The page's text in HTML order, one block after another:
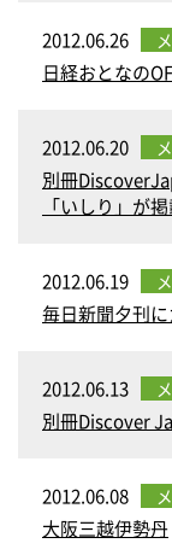
2012.06.26
日経おとなの
2012.06.20
別冊
「いしり」が
2012.06.19
毎日新聞夕刊
2012.06.13
別冊Discover
2012.06.08
大阪三越伊勢丹